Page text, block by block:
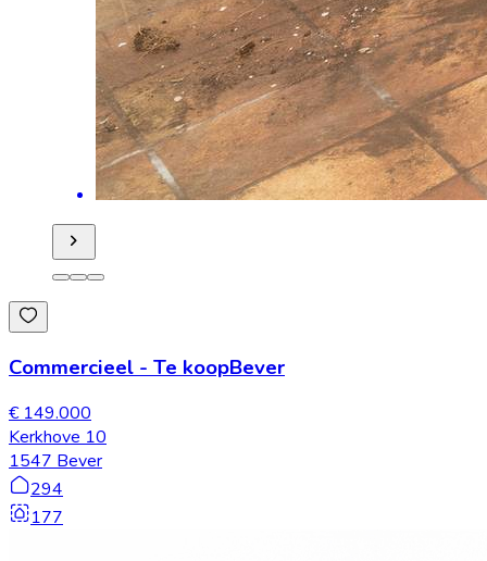
Commercieel - Te koopBever
€ 149.000
Kerkhove 10
1547 Bever
294
177